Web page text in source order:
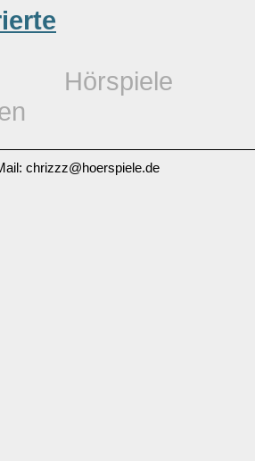
Hörspiele
chrizzz@hoerspiele.de